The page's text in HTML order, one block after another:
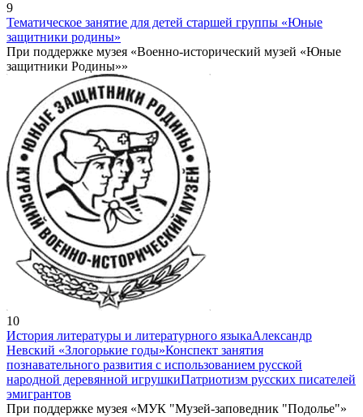
9
Тематическое занятие для детей старшей группы «Юные
защитники родины»
При поддержке музея «Военно-исторический музей «Юные
защитники Родины»»
10
История литературы и литературного языкаАлександр
Невский «Злогорькие годы»Конспект занятия
познавательного развития с использованием русской
народной деревянной игрушкиПатриотизм русских писателей
эмигрантов
При поддержке музея «МУК "Музей-заповедник "Подолье"»